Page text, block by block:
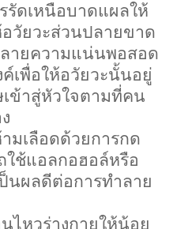
รัดเหนือบาดแผลให้
วัยวะส่วนปลายขาด
ลายความแน่นพอสอด
เพื่อให้อวัยวะนั้นอยู่
ข้าสู่หัวใจตามที่คน
มเลือดด้วยการกด
ใช้แอลกอฮอล์หรือ
นผลดีต่อการทำลาย
ไหวร่างกายให้น้อย